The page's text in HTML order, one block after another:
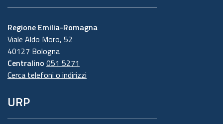
Regione Emilia-Romagna
Viale Aldo Moro, 52
40127 Bologna
Centralino 051 5271
Cerca telefoni o indirizzi
URP